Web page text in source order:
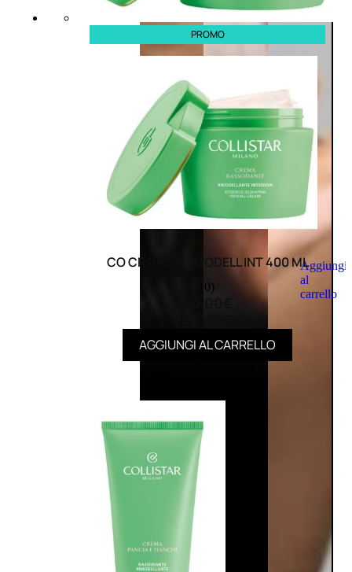
Aggiungi
al
carrello
PROMO
CO CR RASS RIMODELL INT 400 ML
(0)
AGGIUNGI AL CARRELLO